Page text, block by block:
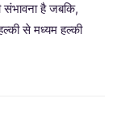
संभावना है जबकि,
से मध्यम हल्की